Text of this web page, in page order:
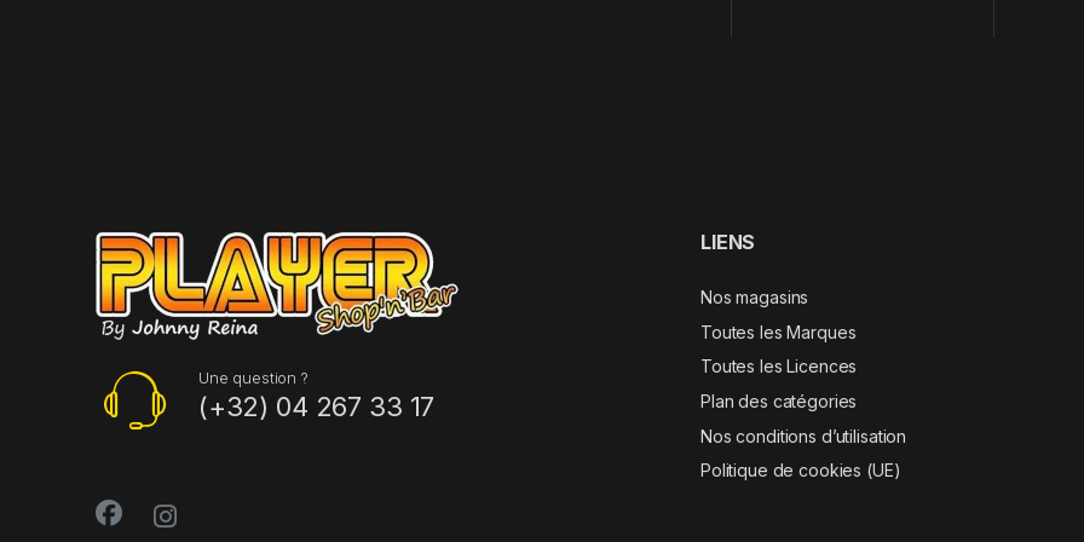
Une question ?
(+32) 04 267 33 17
LIENS
Nos magasins
Toutes les Marques
Toutes les Licences
Plan des catégories
Nos conditions d’utilisation
Politique de cookies (UE)